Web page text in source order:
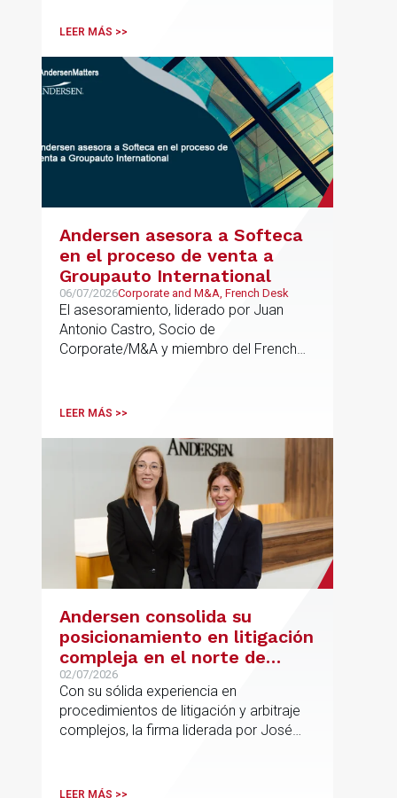
formación del fondo, hasta el primer
LEER MÁS >>
Andersen asesora a Softeca
en el proceso de venta a
Groupauto International
06/07/2026Corporate and M&A, French Desk
El asesoramiento, liderado por Juan
Antonio Castro, Socio de
Corporate/M&A y miembro del French
españolas que combinan los sectores
LEER MÁS >>
Andersen consolida su
posicionamiento en litigación
compleja en el norte de
España con la incorporación
de Rebeca Larena
02/07/2026
Con su sólida experiencia en
procedimientos de litigación y arbitraje
complejos, la firma liderada por José
posicionamiento en asesoramiento
LEER MÁS >>